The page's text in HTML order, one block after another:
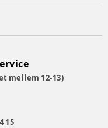
mellem 12-13)
15